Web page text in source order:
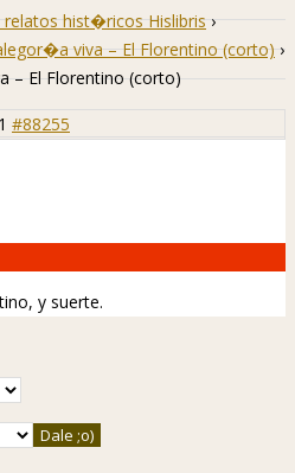
relatos hist�ricos Hislibris ›
viva – El Florentino (corto) ›
– El Florentino (corto)
#88255
y suerte.